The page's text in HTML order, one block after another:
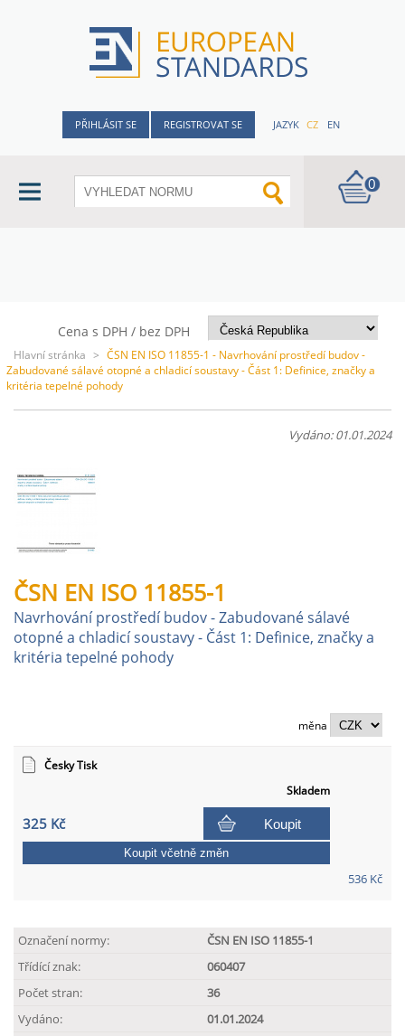
PŘIHLÁSIT SE REGISTROVAT SE JAZYK CZ EN
0
Cena s DPH / bez DPH
Hlavní stránka > ČSN EN ISO 11855-1 - Navrhování prostředí budov -
Zabudované sálavé otopné a chladicí soustavy - Část 1: Definice, značky a
kritéria tepelné pohody
Vydáno: 01.01.2024
ČSN EN ISO 11855-1
Navrhování prostředí budov - Zabudované sálavé
otopné a chladicí soustavy - Část 1: Definice, značky a
kritéria tepelné pohody
měna
Česky Tisk
Skladem
325 Kč Koupit
536 Kč
Koupit včetně změn
Označení normy:
ČSN EN ISO 11855-1
Třídící znak:
060407
Počet stran:
36
Vydáno:
01.01.2024